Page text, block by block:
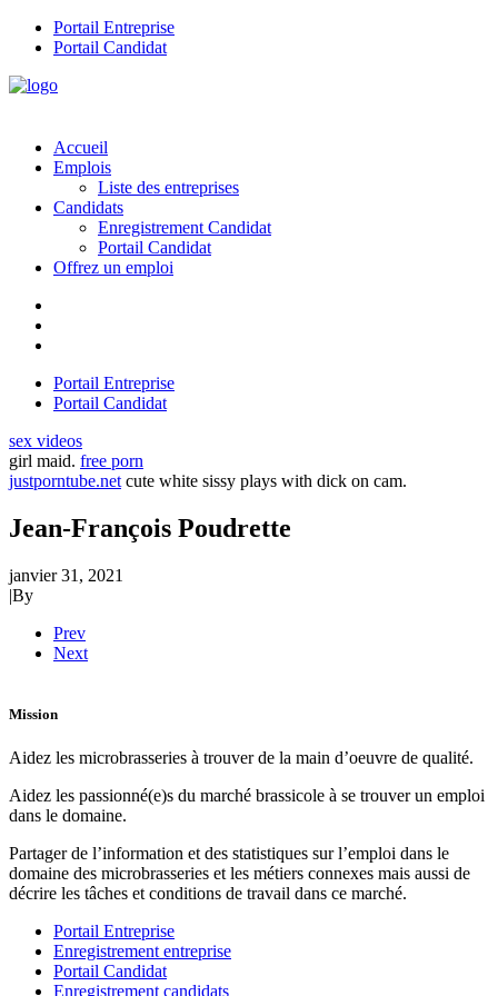
Portail Entreprise
Portail Candidat
Accueil
Emplois
Liste des entreprises
Candidats
Enregistrement Candidat
Portail Candidat
Offrez un emploi
Portail Entreprise
Portail Candidat
sex videos
girl maid. free porn
justporntube.net cute white sissy plays with dick on cam.
Jean-François Poudrette
janvier 31, 2021
|By
Prev
Next
Mission
Aidez les microbrasseries à trouver de la main d’oeuvre de qualité.
Aidez les passionné(e)s du marché brassicole à se trouver un emploi
dans le domaine.
Partager de l’information et des statistiques sur l’emploi dans le
domaine des microbrasseries et les métiers connexes mais aussi de
décrire les tâches et conditions de travail dans ce marché.
Portail Entreprise
Enregistrement entreprise
Portail Candidat
Enregistrement candidats